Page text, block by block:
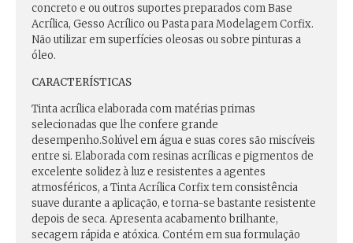
concreto e ou outros suportes preparados com Base
Acrílica, Gesso Acrílico ou Pasta para Modelagem Corfix.
Não utilizar em superfícies oleosas ou sobre pinturas a
óleo.
CARACTERÍSTICAS
Tinta acrílica elaborada com matérias primas
selecionadas que lhe confere grande
desempenho.Solúvel em água e suas cores são miscíveis
entre si. Elaborada com resinas acrílicas e pigmentos de
excelente solidez à luz e resistentes a agentes
atmosféricos, a Tinta Acrílica Corfix tem consistência
suave durante a aplicação, e torna-se bastante resistente
depois de seca. Apresenta acabamento brilhante,
secagem rápida e atóxica. Contém em sua formulação